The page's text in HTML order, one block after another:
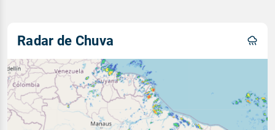
Radar de Chuva